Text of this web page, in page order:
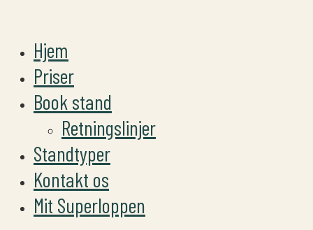
Hjem
Priser
Book stand
Retningslinjer
Standtyper
Kontakt os
Mit Superloppen